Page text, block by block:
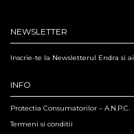
NEWSLETTER
Inscrie-te la Newsletterul Endra si ai
INFO
Protectia Consumatorilor – A.N.P.C.
Termeni si conditii